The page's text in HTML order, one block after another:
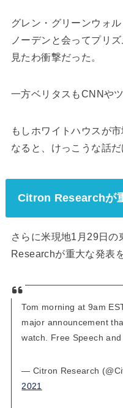
グレン・グリーンウォ
ノーデンと会ってプリ
見たわ衝撃だった。
一方ベリタスもCNNや
もしホワイトハウスが
なると、けっこうな話だ
Citron Researchが
さらに米現地1月29日
Researchが重大な発表
Tom morning at 9am
major announcement
watch. Free Speech
— Citron Research
2021